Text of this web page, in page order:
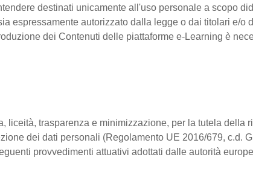
destinati unicamente all'uso personale a scopo
espressamente autorizzato dalla legge o dai titolari e/o
dei Contenuti delle piattaforme e-Learning è
liceità, trasparenza e minimizzazione, per la tutela della
dei dati personali (Regolamento UE 2016/679, c.d.
provvedimenti attuativi adottati dalle autorità